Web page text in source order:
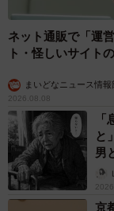
ネット通販で「運
ト・怪しいサイト
まいどなニュース情報
2026.08.08
と
男
か
京